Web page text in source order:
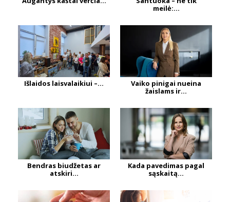
meilė:...
Išlaidos laisvalaikiui –...
Vaiko pinigai nueina
žaislams ir...
Bendras biudžetas ar
atskiri...
Kada pavedimas pagal
sąskaitą...